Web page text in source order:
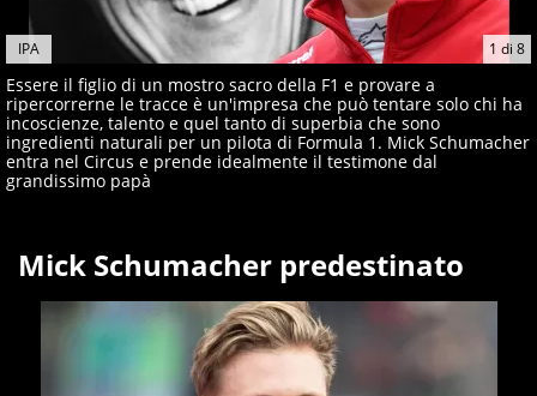
1 di 8
IPA
Essere il figlio di un mostro sacro della F1 e provare a
ripercorrerne le tracce è un'impresa che può tentare solo chi ha
incoscienze, talento e quel tanto di superbia che sono
ingredienti naturali per un pilota di Formula 1. Mick Schumacher
entra nel Circus e prende idealmente il testimone dal
grandissimo papà
Mick Schumacher predestinato